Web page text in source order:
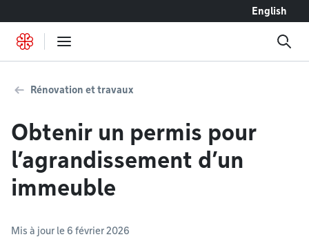
English
Rénovation et travaux
Obtenir un permis pour
l’agrandissement d’un
immeuble
Mis à jour le 6 février 2026